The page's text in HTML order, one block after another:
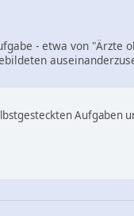
- etwa von "Ärzte
Aufgaben